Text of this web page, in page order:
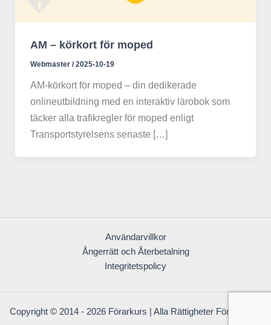
AM – körkort för moped
Webmaster /2025-10-19
AM-körkort för moped – din dedikerade
onlineutbildning med en interaktiv lärobok som
täcker alla trafikregler för moped enligt
Transportstyrelsens senaste […]
Användarvillkor
Ångerrätt och Återbetalning
Integritetspolicy
Copyright © 2014 - 2026 Förarkurs | Alla Rättigheter Förbehållna